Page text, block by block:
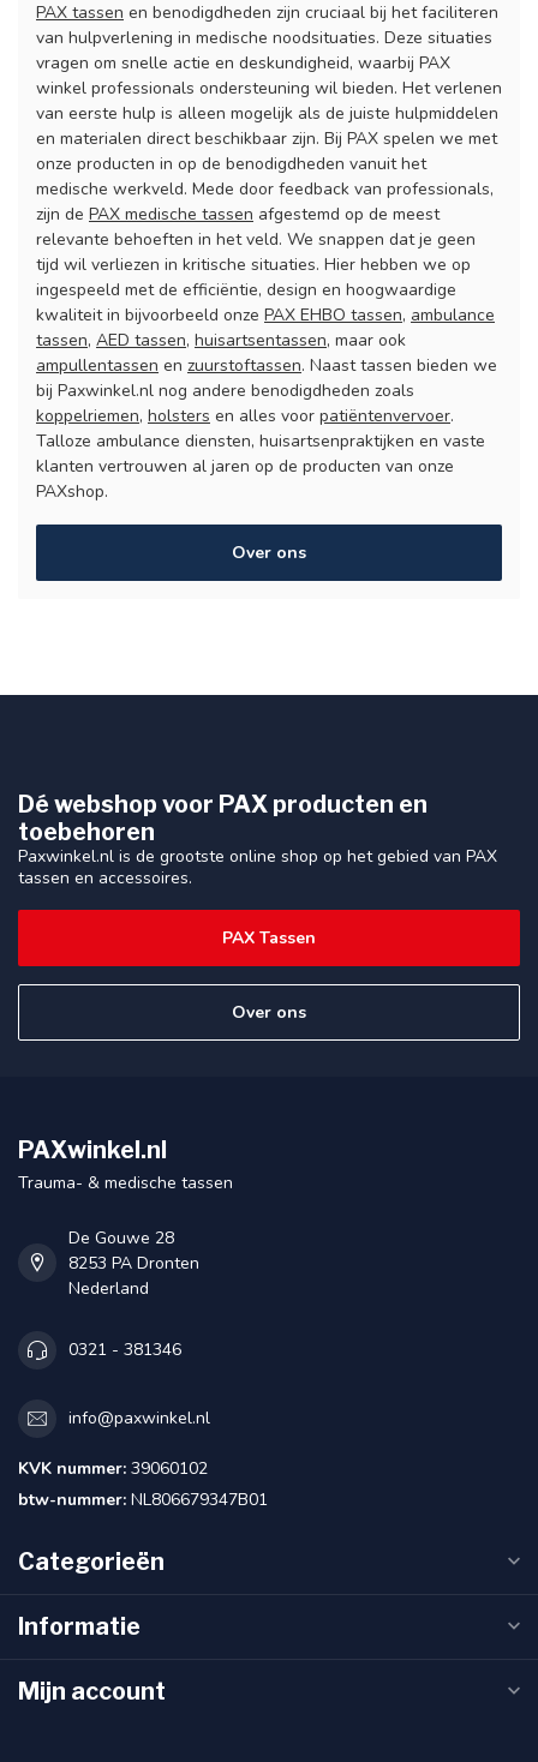
PAX tassen en benodigdheden zijn cruciaal bij het faciliteren
van hulpverlening in medische noodsituaties. Deze situaties
vragen om snelle actie en deskundigheid, waarbij PAX
winkel professionals ondersteuning wil bieden. Het verlenen
van eerste hulp is alleen mogelijk als de juiste hulpmiddelen
en materialen direct beschikbaar zijn. Bij PAX spelen we met
onze producten in op de benodigdheden vanuit het
medische werkveld. Mede door feedback van professionals,
zijn de PAX medische tassen afgestemd op de meest
relevante behoeften in het veld. We snappen dat je geen
tijd wil verliezen in kritische situaties. Hier hebben we op
ingespeeld met de efficiëntie, design en hoogwaardige
kwaliteit in bijvoorbeeld onze PAX EHBO tassen, ambulance
tassen, AED tassen, huisartsentassen, maar ook
ampullentassen en zuurstoftassen. Naast tassen bieden we
bij Paxwinkel.nl nog andere benodigdheden zoals
koppelriemen, holsters en alles voor patiëntenvervoer.
Talloze ambulance diensten, huisartsenpraktijken en vaste
klanten vertrouwen al jaren op de producten van onze
PAXshop.
Over ons
Dé webshop voor PAX producten en
toebehoren
Paxwinkel.nl is de grootste online shop op het gebied van PAX
tassen en accessoires.
PAX Tassen
Over ons
PAXwinkel.nl
Trauma- & medische tassen
De Gouwe 28
8253 PA Dronten
Nederland
0321 - 381346
info@paxwinkel.nl
KVK nummer: 39060102
btw-nummer: NL806679347B01
Categorieën
Informatie
Mijn account